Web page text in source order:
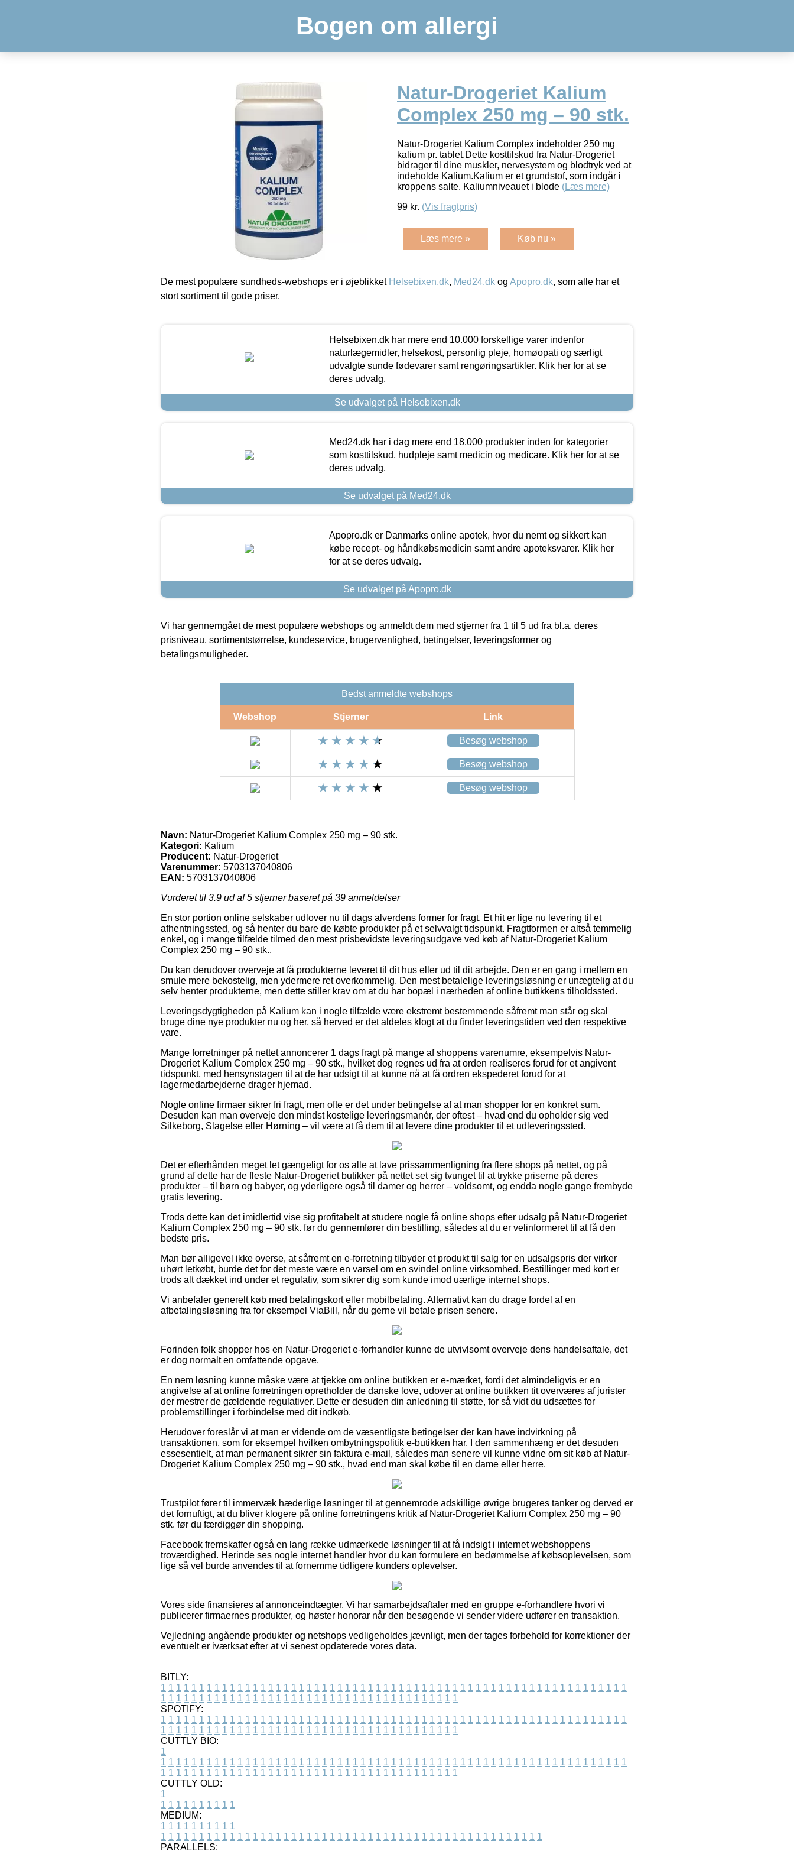
Bogen om allergi
Natur-Drogeriet Kalium
Complex 250 mg – 90 stk.
Natur-Drogeriet Kalium Complex indeholder 250 mg
kalium pr. tablet.Dette kosttilskud fra Natur-Drogeriet
bidrager til dine muskler, nervesystem og blodtryk ved at
indeholde Kalium.Kalium er et grundstof, som indgår i
kroppens salte. Kaliumniveauet i blode (Læs mere)
99 kr. (Vis fragtpris)
Læs mere » Køb nu »
De mest populære sundheds-webshops er i øjeblikket Helsebixen.dk, Med24.dk og Apopro.dk, som alle har et
stort sortiment til gode priser.
Helsebixen.dk har mere end 10.000 forskellige varer indenfor
naturlægemidler, helsekost, personlig pleje, homøopati og særligt
udvalgte sunde fødevarer samt rengøringsartikler. Klik her for at se
deres udvalg.
Se udvalget på Helsebixen.dk
Med24.dk har i dag mere end 18.000 produkter inden for kategorier
som kosttilskud, hudpleje samt medicin og medicare. Klik her for at se
deres udvalg.
Se udvalget på Med24.dk
Apopro.dk er Danmarks online apotek, hvor du nemt og sikkert kan
købe recept- og håndkøbsmedicin samt andre apoteksvarer. Klik her
for at se deres udvalg.
Se udvalget på Apopro.dk
Vi har gennemgået de mest populære webshops og anmeldt dem med stjerner fra 1 til 5 ud fra bl.a. deres
prisniveau, sortimentstørrelse, kundeservice, brugervenlighed, betingelser, leveringsformer og
betalingsmuligheder.
Bedst anmeldte webshops
Webshop Stjerner Link
Besøg webshop
Besøg webshop
Besøg webshop
Navn: Natur-Drogeriet Kalium Complex 250 mg – 90 stk.
Kategori: Kalium
Producent: Natur-Drogeriet
Varenummer: 5703137040806
EAN: 5703137040806
Vurderet til 3.9 ud af 5 stjerner baseret på 39 anmeldelser
En stor portion online selskaber udlover nu til dags alverdens former for fragt. Et hit er lige nu levering til et
afhentningssted, og så henter du bare de købte produkter på et selvvalgt tidspunkt. Fragtformen er altså temmelig
enkel, og i mange tilfælde tilmed den mest prisbevidste leveringsudgave ved køb af Natur-Drogeriet Kalium
Complex 250 mg – 90 stk..
Du kan derudover overveje at få produkterne leveret til dit hus eller ud til dit arbejde. Den er en gang i mellem en
smule mere bekostelig, men ydermere ret overkommelig. Den mest betalelige leveringsløsning er unægtelig at du
selv henter produkterne, men dette stiller krav om at du har bopæl i nærheden af online butikkens tilholdssted.
Leveringsdygtigheden på Kalium kan i nogle tilfælde være ekstremt bestemmende såfremt man står og skal
bruge dine nye produkter nu og her, så herved er det aldeles klogt at du finder leveringstiden ved den respektive
vare.
Mange forretninger på nettet annoncerer 1 dags fragt på mange af shoppens varenumre, eksempelvis Natur-
Drogeriet Kalium Complex 250 mg – 90 stk., hvilket dog regnes ud fra at orden realiseres forud for et angivent
tidspunkt, med hensynstagen til at de har udsigt til at kunne nå at få ordren ekspederet forud for at
lagermedarbejderne drager hjemad.
Nogle online firmaer sikrer fri fragt, men ofte er det under betingelse af at man shopper for en konkret sum.
Desuden kan man overveje den mindst kostelige leveringsmanér, der oftest – hvad end du opholder sig ved
Silkeborg, Slagelse eller Hørning – vil være at få dem til at levere dine produkter til et udleveringssted.
Det er efterhånden meget let gængeligt for os alle at lave prissammenligning fra flere shops på nettet, og på
grund af dette har de fleste Natur-Drogeriet butikker på nettet set sig tvunget til at trykke priserne på deres
produkter – til børn og babyer, og yderligere også til damer og herrer – voldsomt, og endda nogle gange frembyde
gratis levering.
Trods dette kan det imidlertid vise sig profitabelt at studere nogle få online shops efter udsalg på Natur-Drogeriet
Kalium Complex 250 mg – 90 stk. før du gennemfører din bestilling, således at du er velinformeret til at få den
bedste pris.
Man bør alligevel ikke overse, at såfremt en e-forretning tilbyder et produkt til salg for en udsalgspris der virker
uhørt letkøbt, burde det for det meste være en varsel om en svindel online virksomhed. Bestillinger med kort er
trods alt dækket ind under et regulativ, som sikrer dig som kunde imod uærlige internet shops.
Vi anbefaler generelt køb med betalingskort eller mobilbetaling. Alternativt kan du drage fordel af en
afbetalingsløsning fra for eksempel ViaBill, når du gerne vil betale prisen senere.
Forinden folk shopper hos en Natur-Drogeriet e-forhandler kunne de utvivlsomt overveje dens handelsaftale, det
er dog normalt en omfattende opgave.
En nem løsning kunne måske være at tjekke om online butikken er e-mærket, fordi det almindeligvis er en
angivelse af at online forretningen opretholder de danske love, udover at online butikken tit overværes af jurister
der mestrer de gældende regulativer. Dette er desuden din anledning til støtte, for så vidt du udsættes for
problemstillinger i forbindelse med dit indkøb.
Herudover foreslår vi at man er vidende om de væsentligste betingelser der kan have indvirkning på
transaktionen, som for eksempel hvilken ombytningspolitik e-butikken har. I den sammenhæng er det desuden
essesentielt, at man permanent sikrer sin faktura e-mail, således man senere vil kunne vidne om sit køb af Natur-
Drogeriet Kalium Complex 250 mg – 90 stk., hvad end man skal købe til en dame eller herre.
Trustpilot fører til immervæk hæderlige løsninger til at gennemrode adskillige øvrige brugeres tanker og derved er
det fornuftigt, at du bliver klogere på online forretningens kritik af Natur-Drogeriet Kalium Complex 250 mg – 90
stk. før du færdiggør din shopping.
Facebook fremskaffer også en lang række udmærkede løsninger til at få indsigt i internet webshoppens
troværdighed. Herinde ses nogle internet handler hvor du kan formulere en bedømmelse af købsoplevelsen, som
lige så vel burde anvendes til at fornemme tidligere kunders oplevelser.
Vores side finansieres af annonceindtægter. Vi har samarbejdsaftaler med en gruppe e-forhandlere hvori vi
publicerer firmaernes produkter, og høster honorar når den besøgende vi sender videre udfører en transaktion.
Vejledning angående produkter og netshops vedligeholdes jævnligt, men der tages forbehold for korrektioner der
eventuelt er iværksat efter at vi senest opdaterede vores data.
BITLY:
1 1 1 1 1 1 1 1 1 1 1 1 1 1 1 1 1 1 1 1 1 1 1 1 1 1 1 1 1 1 1 1 1 1 1 1 1 1 1 1 1 1 1 1 1 1 1 1 1 1 1 1 1 1 1 1 1 1 1 1 1
1 1 1 1 1 1 1 1 1 1 1 1 1 1 1 1 1 1 1 1 1 1 1 1 1 1 1 1 1 1 1 1 1 1 1 1 1 1 1
SPOTIFY:
1 1 1 1 1 1 1 1 1 1 1 1 1 1 1 1 1 1 1 1 1 1 1 1 1 1 1 1 1 1 1 1 1 1 1 1 1 1 1 1 1 1 1 1 1 1 1 1 1 1 1 1 1 1 1 1 1 1 1 1 1
1 1 1 1 1 1 1 1 1 1 1 1 1 1 1 1 1 1 1 1 1 1 1 1 1 1 1 1 1 1 1 1 1 1 1 1 1 1 1
CUTTLY BIO:
1
1 1 1 1 1 1 1 1 1 1 1 1 1 1 1 1 1 1 1 1 1 1 1 1 1 1 1 1 1 1 1 1 1 1 1 1 1 1 1 1 1 1 1 1 1 1 1 1 1 1 1 1 1 1 1 1 1 1 1 1 1
1 1 1 1 1 1 1 1 1 1 1 1 1 1 1 1 1 1 1 1 1 1 1 1 1 1 1 1 1 1 1 1 1 1 1 1 1 1 1
CUTTLY OLD:
1
1 1 1 1 1 1 1 1 1 1
MEDIUM:
1 1 1 1 1 1 1 1 1 1
1 1 1 1 1 1 1 1 1 1 1 1 1 1 1 1 1 1 1 1 1 1 1 1 1 1 1 1 1 1 1 1 1 1 1 1 1 1 1 1 1 1 1 1 1 1 1 1 1 1
PARALLELS: